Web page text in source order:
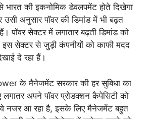
भारत की इकनोमिक डेवलपमेंट होते दिखेगा
उसी अनुसार पॉवर की डिमांड में भी बढ़त
पॉवर सेक्टर में लगातार बढ़ती डिमांड को
सेक्टर से जुड़ी कंपनीयों को काफी मदद
दे रहा हैं।
के मैनेजमेंट सरकार की हर सुबिधा का
लगातर अपने पॉवर प्रोडक्शन कैपेसिटी को
नजर आ रहा है, इसके लिए मैनेजमेंट बहुत